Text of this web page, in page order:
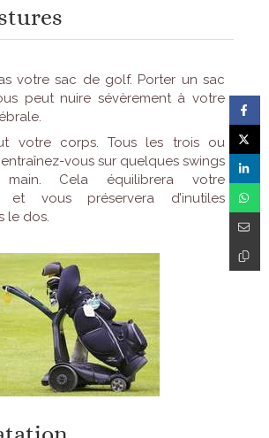
votre sac de golf. Porter un sac
peut nuire sévèrement à votre
votre corps. Tous les trois ou
vous sur quelques swings
Cela équilibrera votre
et vous préservera d’inutiles
le dos.